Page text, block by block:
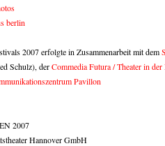
berlin
2007 erfolgte in Zusammenarbeit mit dem
Schulz), derCommedia Futura / Theater in
Pavillon
2007
Hannover GmbH